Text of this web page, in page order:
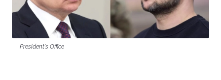
President's Office